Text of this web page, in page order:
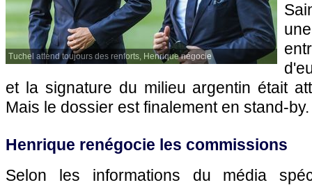
Tuchel attend toujours des renforts, Henrique négocie
et la signature du milieu argentin était
Mais le dossier est finalement en stand-by.
Henrique renégocie les commissions
Selon les informations du média